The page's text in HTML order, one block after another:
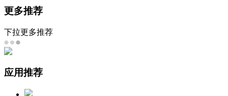
更多推荐
下拉更多推荐
应用推荐